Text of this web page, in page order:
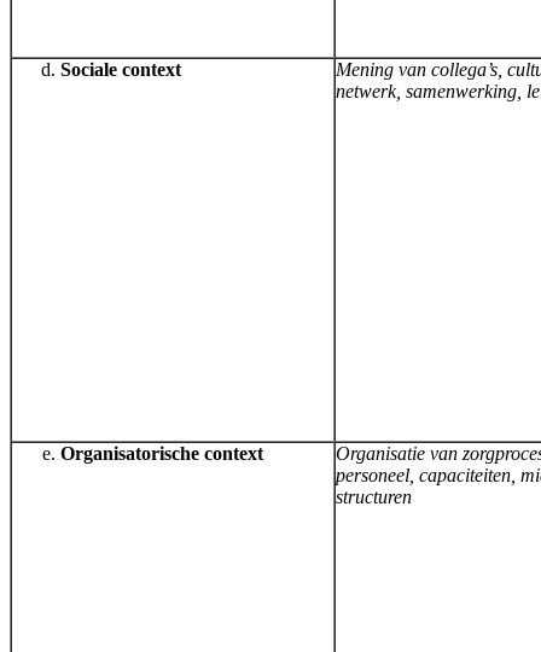
Sociale context
Mening van collega’s,
netwerk, samenwerking,
Organisatorische context
Organisatie van
personeel, capaciteiten,
structuren